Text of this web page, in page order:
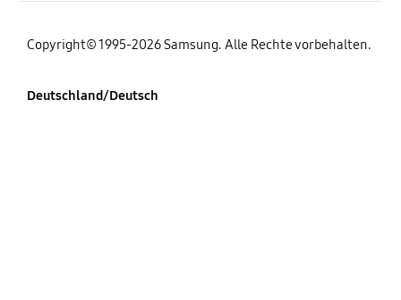
Copyright© 1995-2026 Samsung. Alle Rechte vorbehalten.
Deutschland/Deutsch